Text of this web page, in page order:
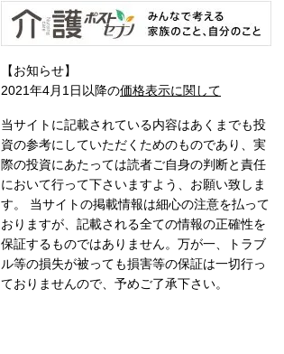
【お知らせ】
2021年4月1日以降の価格表示に関して
当サイトに記載されている内容はあくまでも投
資の参考にしていただくためのものであり、実
際の投資にあたっては読者ご自身の判断と責任
において行って下さいますよう、お願い致しま
す。 当サイトの掲載情報は細心の注意を払って
おりますが、記載される全ての情報の正確性を
保証するものではありません。万が一、トラブ
ル等の損失が被っても損害等の保証は一切行っ
ておりませんので、予めご了承下さい。